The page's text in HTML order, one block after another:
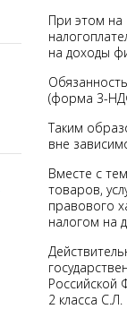
При этом на
на доходы
(форма 3-
Таким
вне
Вместе с
товаров,
правового
налогом на
Российской
2 класса